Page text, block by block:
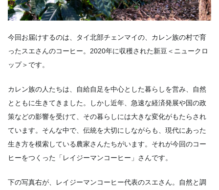
今回お届けするのは、タイ北部チェンマイの、カレン族の村で育
ったスエさんのコーヒー。2020年に収穫された新豆＜ニュークロ
ップ＞です。
カレン族の人たちは、自給自足を中心とした暮らしを営み、自然
とともに生きてきました。しかし近年、急速な経済発展や国の政
策などの影響を受けて、その暮らしには大きな変化がもたらされ
ています。そんな中で、伝統を大切にしながらも、現代にあった
生き方を模索している農家さんたちがいます。それが今回のコー
ヒーをつくった「レイジーマンコーヒー」さんです。
下の写真右が、レイジーマンコーヒー代表のスエさん。自然と調